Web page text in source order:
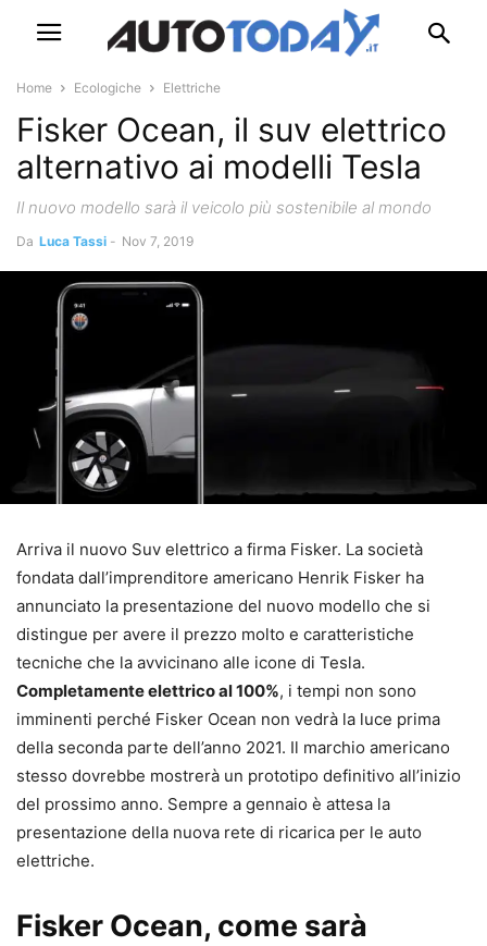
Home Ecologiche Elettriche
Fisker Ocean, il suv elettrico
alternativo ai modelli Tesla
Il nuovo modello sarà il veicolo più sostenibile al mondo
Da Luca Tassi - Nov 7, 2019
Arriva il nuovo Suv elettrico a firma Fisker. La società
fondata dall’imprenditore americano Henrik Fisker ha
annunciato la presentazione del nuovo modello che si
distingue per avere il prezzo molto e caratteristiche
tecniche che la avvicinano alle icone di Tesla.
Completamente elettrico al 100%, i tempi non sono
imminenti perché Fisker Ocean non vedrà la luce prima
della seconda parte dell’anno 2021. Il marchio americano
stesso dovrebbe mostrerà un prototipo definitivo all’inizio
del prossimo anno. Sempre a gennaio è attesa la
presentazione della nuova rete di ricarica per le auto
elettriche.
Fisker Ocean, come sarà